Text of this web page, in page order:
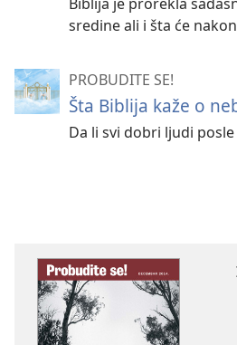
sredine ali i šta će
PROBUDITE SE!
Šta Biblija kaže o
Da li svi dobri ljudi